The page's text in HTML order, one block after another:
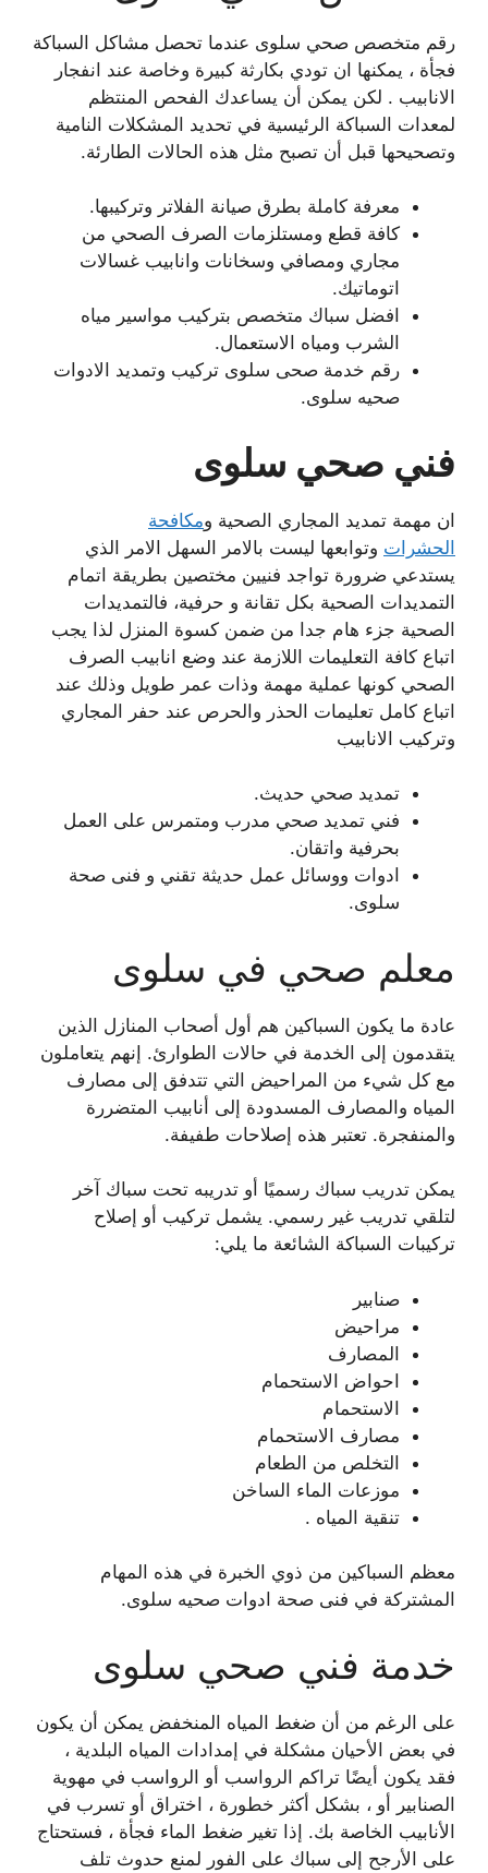
رقم متخصص صحي سلوى عندما تحصل مشاكل السباكة
فجأة ، يمكنها ان تودي بكارثة كبيرة وخاصة عند انفجار
الانابيب . لكن يمكن أن يساعدك الفحص المنتظم
لمعدات السباكة الرئيسية في تحديد المشكلات النامية
وتصحيحها قبل أن تصبح مثل هذه الحالات الطارئة.
معرفة كاملة بطرق صيانة الفلاتر وتركيبها.
كافة قطع ومستلزمات الصرف الصحي من
مجاري ومصافي وسخانات وانابيب غسالات
اتوماتيك.
افضل سباك متخصص بتركيب مواسير مياه
الشرب ومياه الاستعمال.
رقم خدمة صحى سلوى تركيب وتمديد الادوات
صحيه سلوى.
فني صحي سلوى
ان مهمة تمديد المجاري الصحية ومكافحة
الحشرات وتوابعها ليست بالامر السهل الامر الذي
يستدعي ضرورة تواجد فنيين مختصين بطريقة اتمام
التمديدات الصحية بكل تقانة و حرفية، فالتمديدات
الصحية جزء هام جدا من ضمن كسوة المنزل لذا يجب
اتباع كافة التعليمات اللازمة عند وضع انابيب الصرف
الصحي كونها عملية مهمة وذات عمر طويل وذلك عند
اتباع كامل تعليمات الحذر والحرص عند حفر المجاري
وتركيب الانابيب
تمديد صحي حديث.
فني تمديد صحي مدرب ومتمرس على العمل
بحرفية واتقان.
ادوات ووسائل عمل حديثة تقني و فنى صحة
سلوى.
معلم صحي في سلوى
عادة ما يكون السباكين هم أول أصحاب المنازل الذين
يتقدمون إلى الخدمة في حالات الطوارئ. إنهم يتعاملون
مع كل شيء من المراحيض التي تتدفق إلى مصارف
المياه والمصارف المسدودة إلى أنابيب المتضررة
والمنفجرة. تعتبر هذه إصلاحات طفيفة.
يمكن تدريب سباك رسميًا أو تدريبه تحت سباك آخر
لتلقي تدريب غير رسمي. يشمل تركيب أو إصلاح
تركيبات السباكة الشائعة ما يلي:
صنابير
مراحيض
المصارف
احواض الاستحمام
الاستحمام
مصارف الاستحمام
التخلص من الطعام
موزعات الماء الساخن
تنقية المياه .
معظم السباكين من ذوي الخبرة في هذه المهام
المشتركة في فنى صحة ادوات صحيه سلوى.
خدمة فني صحي سلوى
على الرغم من أن ضغط المياه المنخفض يمكن أن يكون
في بعض الأحيان مشكلة في إمدادات المياه البلدية ،
فقد يكون أيضًا تراكم الرواسب أو الرواسب في مهوية
الصنابير أو ، بشكل أكثر خطورة ، اختراق أو تسرب في
الأنابيب الخاصة بك. إذا تغير ضغط الماء فجأة ، فستحتاج
على الأرجح إلى سباك على الفور لمنع حدوث تلف